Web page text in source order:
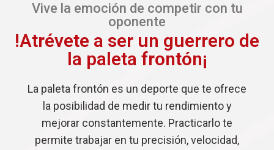
Vive la emoción de competir con tu
oponente
!Atrévete a ser un guerrero de
la paleta frontón¡
La paleta frontón es un deporte que te ofrece
la posibilidad de medir tu rendimiento y
mejorar constantemente. Practicarlo te
permite trabajar en tu precisión, velocidad,